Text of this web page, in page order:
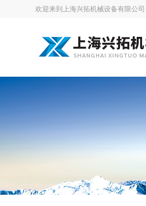
欢迎来到 上海兴拓机械设备有限公司